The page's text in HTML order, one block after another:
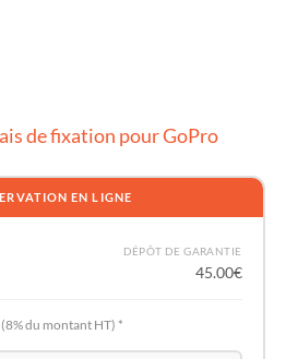
de fixation pour GoPro
EN LIGNE
DÉPÔT DE GARANTIE
45.00€
du montant HT) *